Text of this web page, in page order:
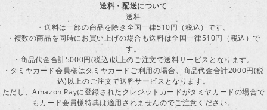
送料・配送について
送料
・送料は一部の商品を除き全国一律510円（税込）です。
・複数の商品を同時にお買い上げの場合も送料は全国一律510円（税込）で
す。
・商品代金合計5000円(税込)以上のご注文で送料サービスとなります。
・タミヤカード会員様はタミヤカードご利用の場合、商品代金合計2000円(税
込)以上のご注文で送料サービスとなります。
ただし、Amazon Payに登録されたクレジットカードがタミヤカードの場合で
もカード会員様特典は適用されませんのでご注意ください。